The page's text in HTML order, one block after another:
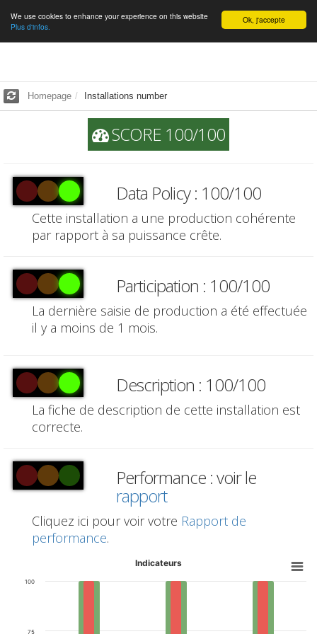
English Ok, j'accepte
We use cookies to enhance your experience on this website
Plus d'infos.
Homepage Installations number
SCORE 100/100
Data Policy : 100/100
Cette installation a une production cohérente
par rapport à sa puissance crête.
Participation : 100/100
La dernière saisie de production a été effectuée
il y a moins de 1 mois.
Description : 100/100
La fiche de description de cette installation est
correcte.
Performance : voir le
rapport
Cliquez ici pour voir votre Rapport de
performance.
Indicateurs
75
100